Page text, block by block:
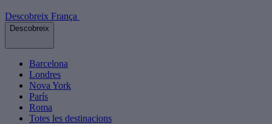
Descobreix França
Descobreix
Barcelona
Londres
Nova York
París
Roma
Totes les destinacions